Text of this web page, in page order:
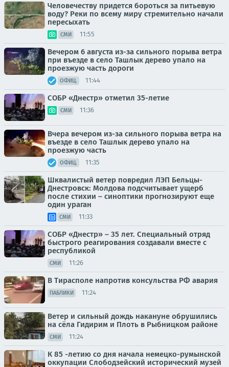
Человечеству придется бороться за питьевую
воду? Реки по всему миру стремительно начали
пересыхать
СМИ 11:55
Вечером 6 августа из-за сильного порыва ветра
при въезде в село Ташлык дерево упало на
проезжую часть дороги
ОФИЦ. 11:44
СОБР «Днестр» отметил 35-летие
СМИ 11:36
Вчера вечером из-за сильного порыва ветра на
въезде в село Ташлык дерево упало на
проезжую часть
ОФИЦ. 11:35
Шквалистый ветер повредил ЛЭП Бельцы-
Днестровск: Молдова подсчитывает ущерб
после стихии – синоптики прогнозируют еще
один ураган
СМИ 11:33
СОБР «Днестр» – 35 лет. Специальный отряд
быстрого реагирования создавали вместе с
республикой
СМИ 11:26
В Тирасполе напротив консульства РФ авария
ПАБЛИКИ 11:24
Ветер и сильный дождь накануне обрушились
на сёла Гидирим и Плоть в Рыбницком районе
СМИ 11:24
К 85 -летию со дня начала немецко-румынской
оккупации Слободзейский исторический музей